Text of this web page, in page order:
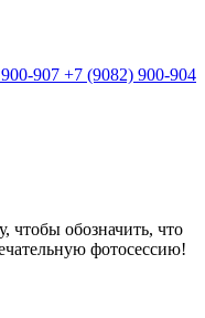
900-907 +7 (9082) 900-904
чтобы обозначить, что
фотосессию!